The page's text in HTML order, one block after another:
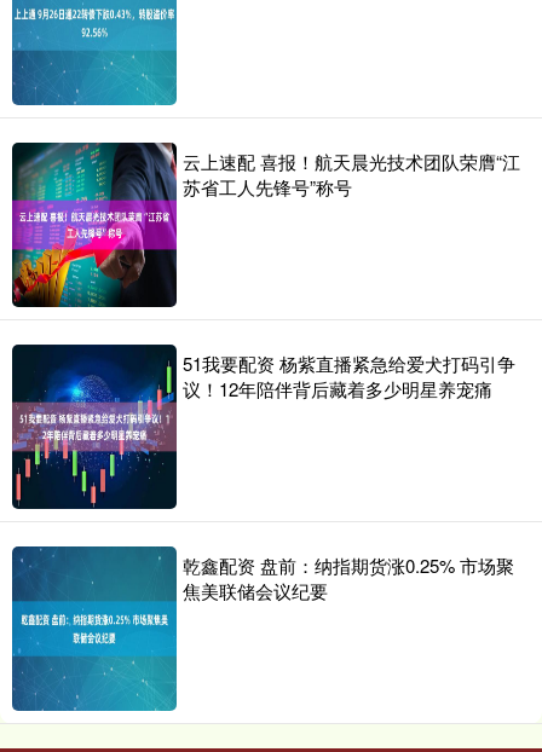
云上速配 喜报！航天晨光技术团队荣膺“江
苏省工人先锋号”称号
51我要配资 杨紫直播紧急给爱犬打码引争
议！12年陪伴背后藏着多少明星养宠痛
乾鑫配资 盘前：纳指期货涨0.25% 市场聚
焦美联储会议纪要